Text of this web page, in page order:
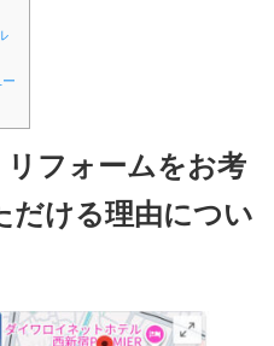
フォームをお考
だける理由につい